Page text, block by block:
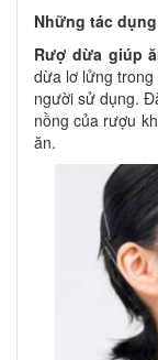
Những tác
Rượ dừa giúp
dừa lơ lửng
người sử dụng.
nồng của rượu
ăn.